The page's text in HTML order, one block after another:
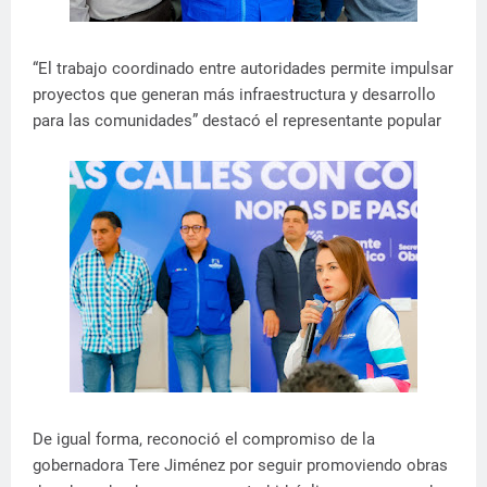
“El trabajo coordinado entre autoridades permite impulsar
proyectos que generan más infraestructura y desarrollo
para las comunidades” destacó el representante popular
De igual forma, reconoció el compromiso de la
gobernadora Tere Jiménez por seguir promoviendo obras